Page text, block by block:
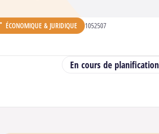
:
ÉCONOMIQUE & JURIDIQUE CODE ANALYTIQUE :
1052507
En cours de planification